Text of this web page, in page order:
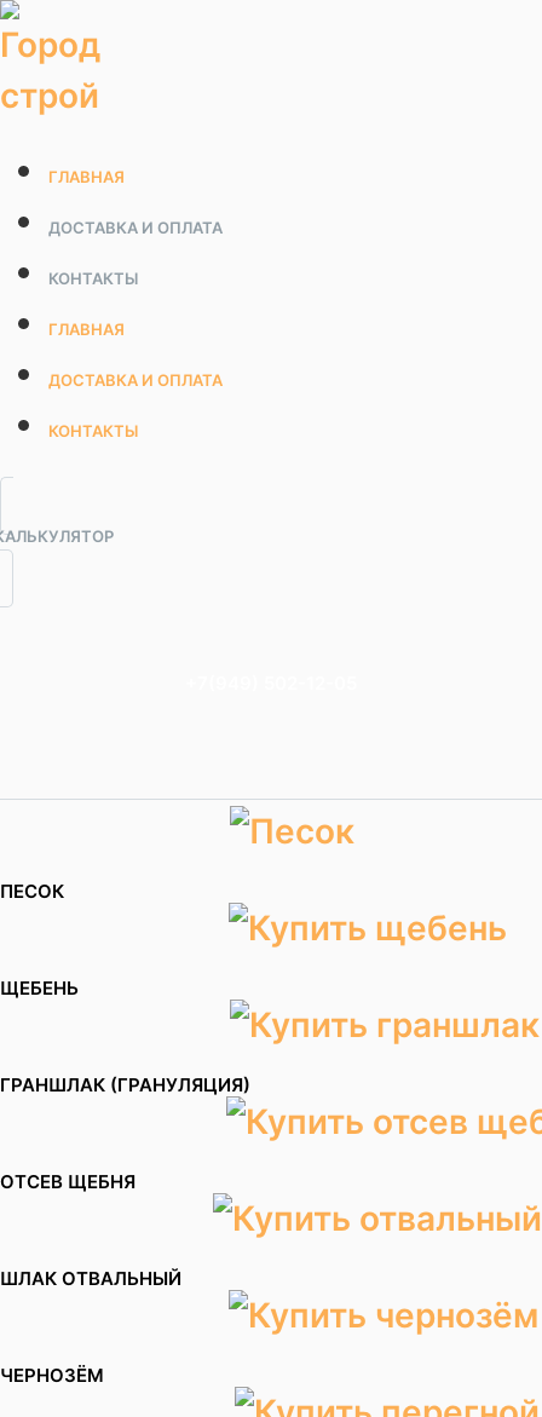
Перейти
содержимому
ГЛАВНАЯ
ДОСТАВКА И ОПЛАТА
КОНТАКТЫ
ГЛАВНАЯ
ДОСТАВКА И ОПЛАТА
КОНТАКТЫ
ПЕСОК
ЩЕБЕНЬ
ГРАНШЛАК (ГРАНУЛЯЦИЯ)
ОТСЕВ ЩЕБНЯ
ШЛАК ОТВАЛЬНЫЙ
ЧЕРНОЗЁМ